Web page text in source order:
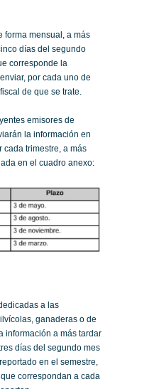
forma mensual, a más
días del segundo
corresponde la
por cada uno de
de que se trate.
emisores de
la información en
cada trimestre, a más
en el cuadro anexo:
a las
ganaderas o de
información a más tardar
días del segundo mes
en el semestre,
correspondan a cada